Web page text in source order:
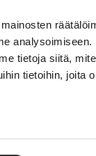
tietoja siitä,
tietoihin, joita